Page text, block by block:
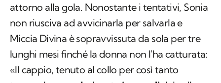
attorno alla gola. Nonostante i tentativi, Sonia
non riusciva ad avvicinarla per salvarla e
Miccia Divina è sopravvissuta da sola per tre
lunghi mesi finché la donna non l'ha catturata:
«Il cappio, tenuto al collo per così tanto